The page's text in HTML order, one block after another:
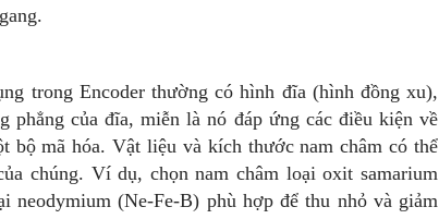
trong Encoder thường có hình đĩa (hình đồng xu),
phẳng của đĩa, miễn là nó đáp ứng các điều kiện về
bộ mã hóa. Vật liệu và kích thước nam châm có thể
chúng. Ví dụ, chọn nam châm loại oxit samarium
neodymium (Ne-Fe-B) phù hợp để thu nhỏ và giảm